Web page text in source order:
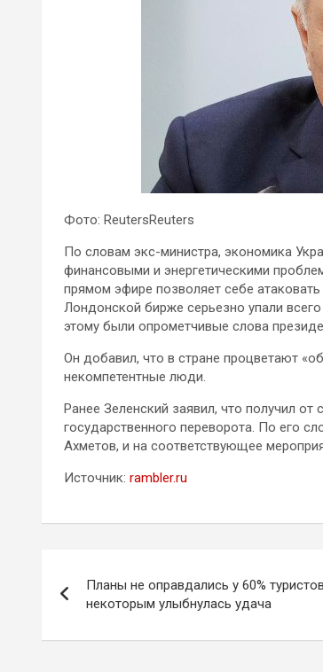
Фото: ReutersReuters
По словам экс-министра, экономика
финансовыми и энергетическими
прямом эфире позволяет себе
Лондонской бирже серьезно упали
этому были опрометчивые слова
Он добавил, что в стране процветают
некомпетентные люди.
Ранее Зеленский заявил, что получил
государственного переворота. По его
Ахметов, и на соответствующее
Источник: rambler.ru
по
записям
Планы не оправдались у 60%
некоторым улыбнулась удача